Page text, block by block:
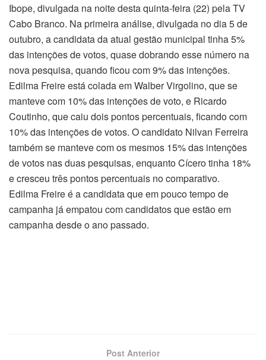
Ibope, divulgada na noite desta quinta-feira (22) pela TV
Cabo Branco. Na primeira análise, divulgada no dia 5 de
outubro, a candidata da atual gestão municipal tinha 5%
das intenções de votos, quase dobrando esse número na
nova pesquisa, quando ficou com 9% das intenções.
Edilma Freire está colada em Walber Virgolino, que se
manteve com 10% das intenções de voto, e Ricardo
Coutinho, que caiu dois pontos percentuais, ficando com
10% das intenções de votos. O candidato Nilvan Ferreira
também se manteve com os mesmos 15% das intenções
de votos nas duas pesquisas, enquanto Cícero tinha 18%
e cresceu três pontos percentuais no comparativo.
Edilma Freire é a candidata que em pouco tempo de
campanha já empatou com candidatos que estão em
campanha desde o ano passado.
Post Anterior